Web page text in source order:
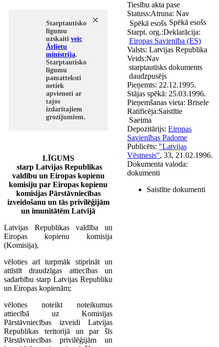
Starptautisko
līgumu
uzskaiti veic
Ārlietu
ministrija.
Starptautisko
līgumu
pamatteksti
netiek
apvienoti ar
tajos
izdarītajiem
grozījumiem.
LĪGUMS
starp Latvijas Republikas
valdību un Eiropas kopienu
komisiju par Eiropas kopienu
komisijas Pārstāvniecības
izveidošanu un tās privilēģijām
un imunitātēm Latvijā
Latvijas Republikas valdība un
Eiropas kopienu komisija
(Komisija),
vēloties arī turpmāk stiprināt un
attīstīt draudzīgas attiecības un
sadarbību starp Latvijas Republiku
un Eiropas kopienām;
vēloties noteikt noteikumus
attiecībā uz Komisijas
Pārstāvniecības izveidi Latvijas
Republikas teritorijā un par šīs
Pārstāvniecības privilēģijām un
Tiesību akta pase
Statuss:
Spēkā esošs Spēkā esošs
Starpt. org.:
Eiropas Savienība (ES)
Valsts: Latvijas Republika
Veids:
starptautisks dokuments
daudzpusējs
Pieņemts: 22.12.1995.
Stājas spēkā: 25.03.1996.
Pieņemšanas vieta: Brisele
Ratificēja:
Saeima
Atruna: Nav
Deklarācija:
Nav
Depozitārijs: Eiropas
Savienības Padome
Publicēts: "Latvijas
Vēstnesis", 33, 21.02.1996.
Dokumenta valoda:
Saistītie
dokumenti
Saistītie dokumenti